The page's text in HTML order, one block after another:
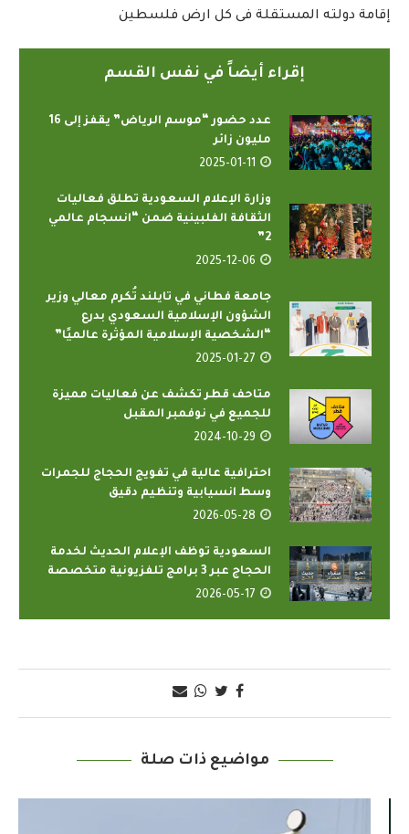
إقامة دولته المستقلة فى كل ارض فلسطين
إقراء أيضاً في نفس القسم
عدد حضور “موسم الرياض” يقفز إلى 16
مليون زائر
2025-01-11
وزارة الإعلام السعودية تطلق فعاليات
الثقافة الفلبينية ضمن “انسجام عالمي
2”
2025-12-06
جامعة فطاني في تايلند تُكرم معالي وزير
الشؤون الإسلامية السعودي بدرع
“الشخصية الإسلامية المؤثرة عالميًا”
2025-01-27
متاحف قطر تكشف عن فعاليات مميزة
للجميع في نوفمبر المقبل
2024-10-29
احترافية عالية في تفويج الحجاج للجمرات
وسط انسيابية وتنظيم دقيق
2026-05-28
السعودية توظف الإعلام الحديث لخدمة
الحجاج عبر 3 برامج تلفزيونية متخصصة
2026-05-17
مواضيع ذات صلة